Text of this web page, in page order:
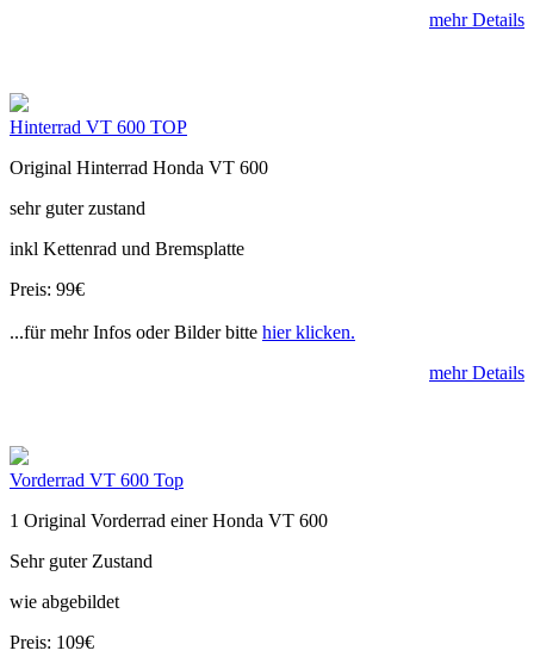
mehr Details
Hinterrad VT 600 TOP
Original Hinterrad Honda VT 600
sehr guter zustand
inkl Kettenrad und Bremsplatte
Preis: 99€
...für mehr Infos oder Bilder bitte hier klicken.
mehr Details
Vorderrad VT 600 Top
1 Original Vorderrad einer Honda VT 600
Sehr guter Zustand
wie abgebildet
Preis: 109€